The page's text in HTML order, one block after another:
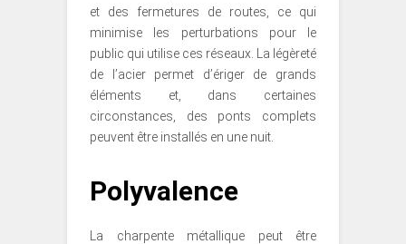
et des fermetures de routes, ce qui
minimise les perturbations pour le
public qui utilise ces réseaux. La légèreté
de l’acier permet d’ériger de grands
éléments et, dans certaines
circonstances, des ponts complets
peuvent être installés en une nuit.
Polyvalence
La charpente métallique peut être